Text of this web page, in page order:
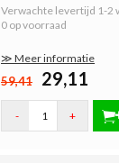
Verwachte levertijd 1-2
0 op voorraad
≫ Meer informatie
59,41 29,11
- +